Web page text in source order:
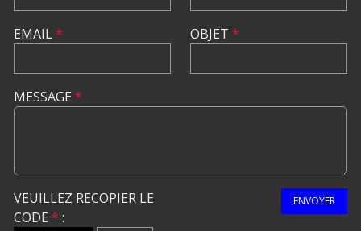
EMAIL* OBJET *
MESSAGE *
VEUILLEZ RECOPIER LE
CODE * :
ENVOYER